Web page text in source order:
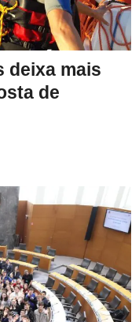
deixa mais
de